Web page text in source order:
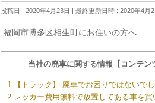
投稿日 : 2020年4月23日 最終更新日時 : 2020年4月
福岡市博多区相生町にお住いの方へ
当社の廃車に関する情報【コンテン
1 【トラック】-廃車でお困りではないで
2 レッカー費用無料で放置してある車を買